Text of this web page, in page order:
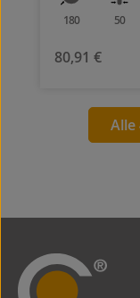
180 50
80,91 €
Alle